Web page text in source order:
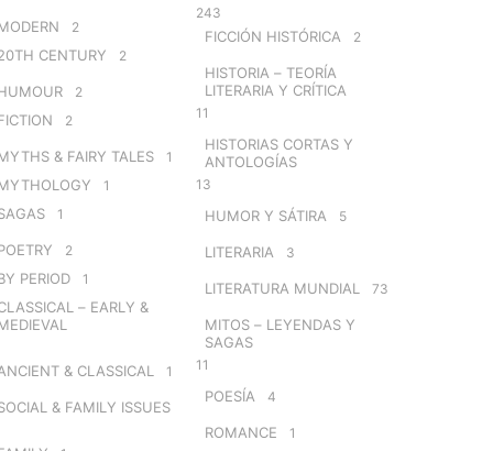
2
CENTURY 2
2
2
& FAIRY TALES 1
1
1
2
PERIOD 1
– EARLY &
& CLASSICAL 1
& FAMILY ISSUES
243
FICCIÓN HISTÓRICA 2
HISTORIA – TEORÍA
LITERARIA Y CRÍTICA
11
HISTORIAS CORTAS Y
ANTOLOGÍAS
13
HUMOR Y SÁTIRA 5
LITERARIA 3
LITERATURA MUNDIAL 73
MITOS – LEYENDAS Y
SAGAS
11
POESÍA 4
ROMANCE 1